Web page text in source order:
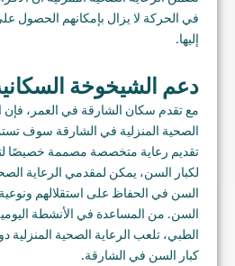
في الحركة لا يزال بإمكانهم الحصول
إليها.
دعم الشيخوخة
مع تقدم سكان الشارقة في العمر، فإن
الصحية المنزلية في الشارقة سوف
تقديم رعاية متخصصة مصممة خصيصًا
لكبار السن، يمكن لمقدمي الرعاية
السن في الحفاظ على استقلالهم
السن. من المساعدة في الأنشطة
الطبي، تلعب الرعاية الصحية المنزلية
كبار السن في الشارقة.